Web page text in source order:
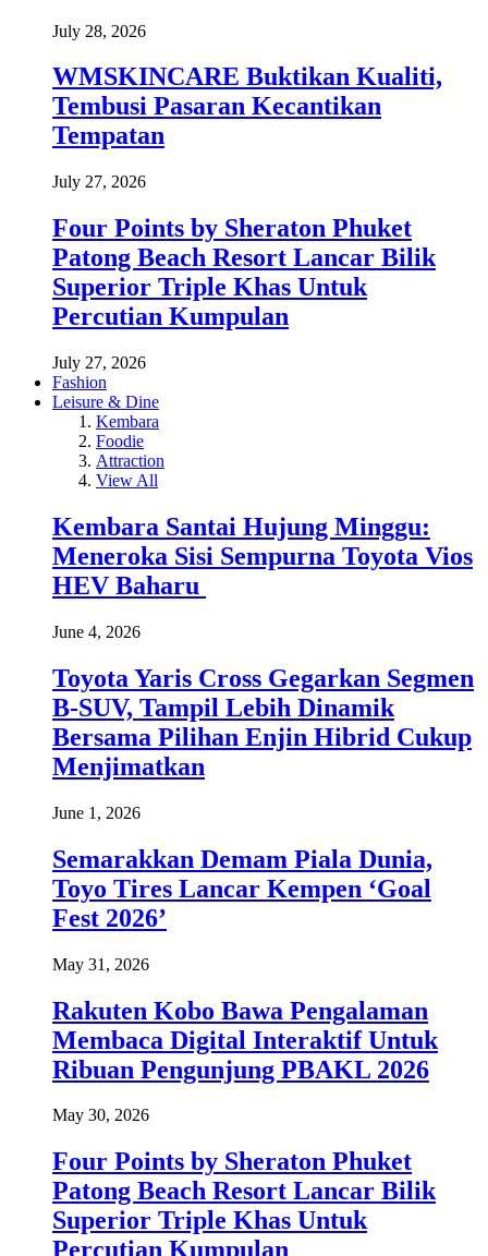
July 28, 2026
WMSKINCARE Buktikan Kualiti,
Tembusi Pasaran Kecantikan
Tempatan
July 27, 2026
Four Points by Sheraton Phuket
Patong Beach Resort Lancar Bilik
Superior Triple Khas Untuk
Percutian Kumpulan
July 27, 2026
Fashion
Leisure & Dine
Kembara
Foodie
Attraction
View All
Kembara Santai Hujung Minggu:
Meneroka Sisi Sempurna Toyota Vios
HEV Baharu
June 4, 2026
Toyota Yaris Cross Gegarkan Segmen
B-SUV, Tampil Lebih Dinamik
Bersama Pilihan Enjin Hibrid Cukup
Menjimatkan
June 1, 2026
Semarakkan Demam Piala Dunia,
Toyo Tires Lancar Kempen ‘Goal
Fest 2026’
May 31, 2026
Rakuten Kobo Bawa Pengalaman
Membaca Digital Interaktif Untuk
Ribuan Pengunjung PBAKL 2026
May 30, 2026
Four Points by Sheraton Phuket
Patong Beach Resort Lancar Bilik
Superior Triple Khas Untuk
Percutian Kumpulan